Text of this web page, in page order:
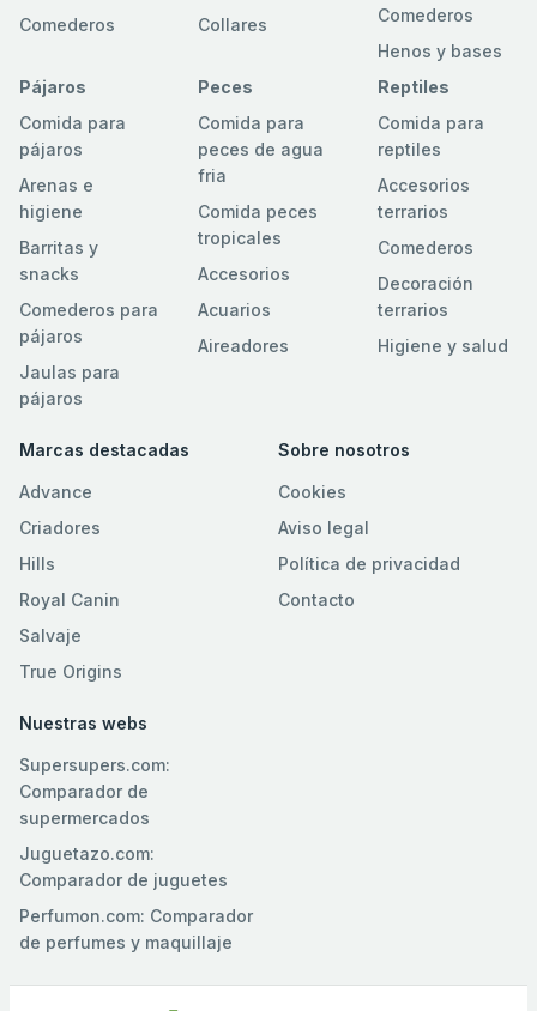
Comederos
Collares
Comederos
Henos y bases
Pájaros
Comida para
pájaros
Arenas e
higiene
Barritas y
snacks
Comederos para
pájaros
Jaulas para
pájaros
Peces
Comida para
peces de agua
fria
Comida peces
tropicales
Accesorios
Acuarios
Aireadores
Reptiles
Comida para
reptiles
Accesorios
terrarios
Comederos
Decoración
terrarios
Higiene y salud
Marcas destacadas
Advance
Criadores
Hills
Royal Canin
Salvaje
True Origins
Sobre nosotros
Cookies
Aviso legal
Política de privacidad
Contacto
Nuestras webs
Supersupers.com:
Comparador de
supermercados
Juguetazo.com:
Comparador de juguetes
Perfumon.com: Comparador
de perfumes y maquillaje